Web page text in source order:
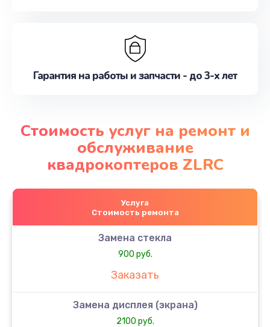
Гарантия на работы и запчасти - до 3-х лет
Стоимость услуг на ремонт и
обслуживание
квадрокоптеров ZLRC
Услуга
Стоимость ремонта
Замена стекла
900 руб.
Заказать
Замена дисплея (экрана)
2100 руб.